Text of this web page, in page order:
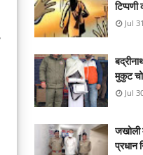
Jul
मुकुट
Jul
जखोली
प्रधान